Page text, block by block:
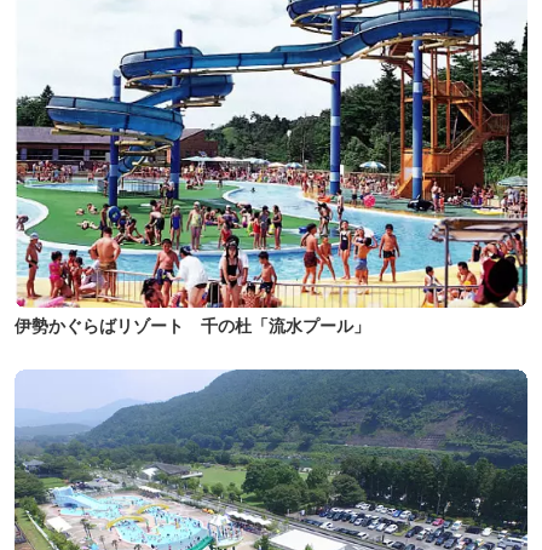
伊勢かぐらばリゾート 千の杜「流水プール」